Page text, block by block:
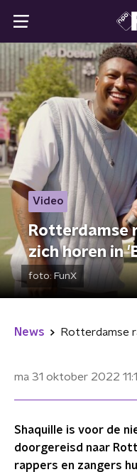
Video
Rotterdamse
zich horen in
foto: FunX
News
ma 31 oktober 2022
Shaquille is voor de
doorgereisd naar
rappers en zangers